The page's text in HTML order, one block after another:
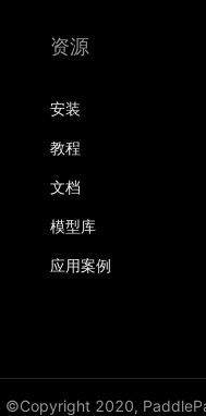
资源
安装
教程
文档
模型库
应用案例
©Copyright 2020,